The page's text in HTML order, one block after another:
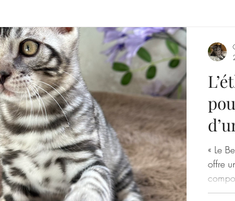
Pelage du Bengal BENGAL CASHMERE
Couleur Rare Bengal Chat et spiritualité
HISTOIRE DU CHAT GENE POIL LONG
« Le
offre